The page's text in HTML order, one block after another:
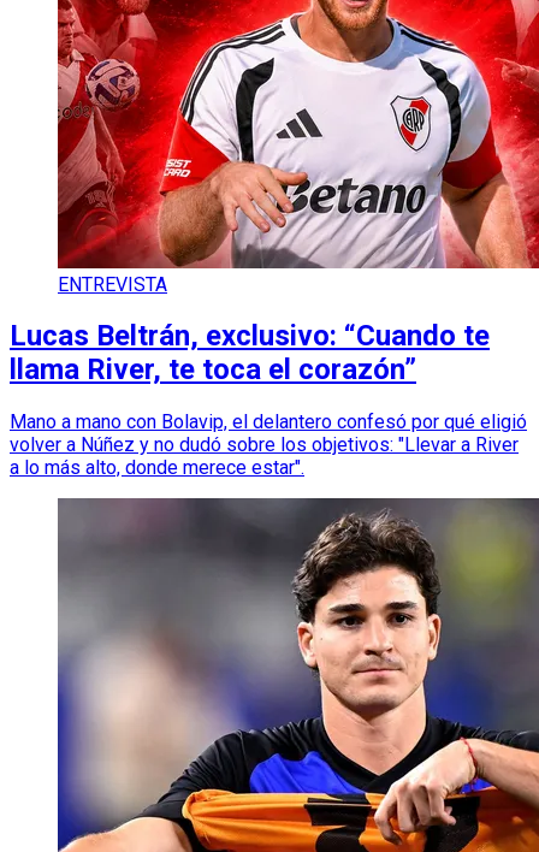
ENTREVISTA
Lucas Beltrán, exclusivo: “Cuando te
llama River, te toca el corazón”
Mano a mano con Bolavip, el delantero confesó por qué eligió
volver a Núñez y no dudó sobre los objetivos: "Llevar a River
a lo más alto, donde merece estar".